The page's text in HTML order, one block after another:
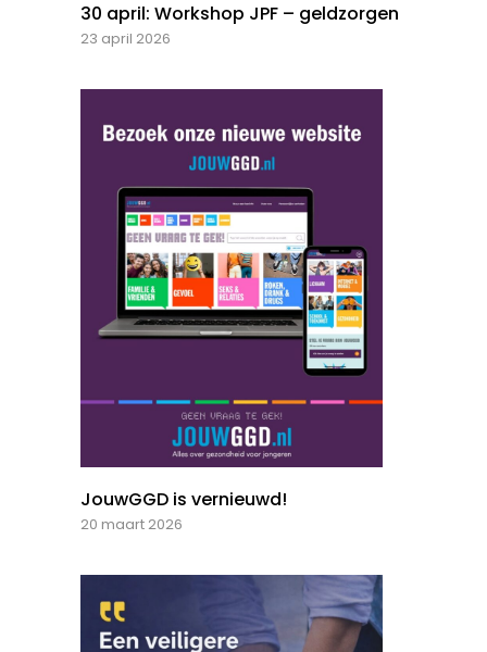
30 april: Workshop JPF – geldzorgen
23 april 2026
JouwGGD is vernieuwd!
20 maart 2026